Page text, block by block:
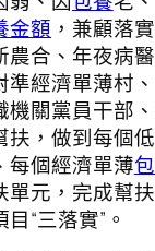
金額 ，兼顧落
農合、年夜病
準經濟單薄村
機關黨員干部
扶，做到每個
每個經濟單薄
單元，完成幫
“三落實”。